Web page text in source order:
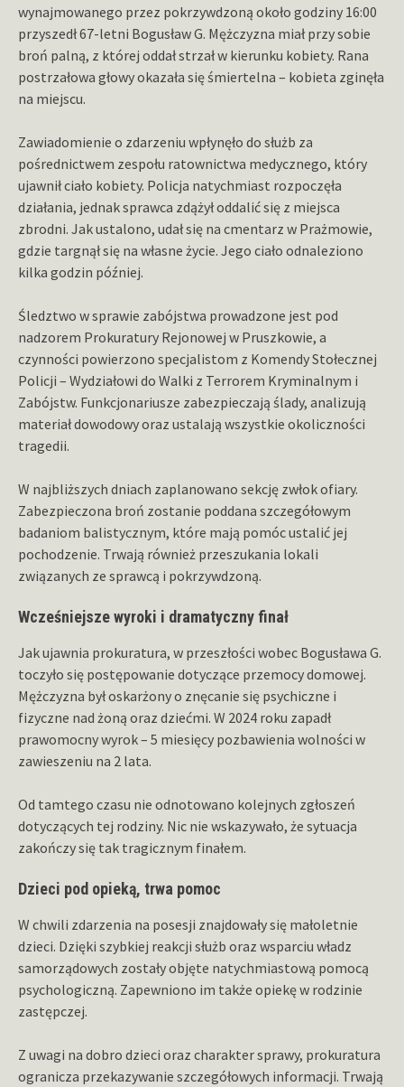
wynajmowanego przez pokrzywdzoną około godziny 16:00
przyszedł 67-letni Bogusław G. Mężczyzna miał przy sobie
broń palną, z której oddał strzał w kierunku kobiety. Rana
postrzałowa głowy okazała się śmiertelna – kobieta zginęła
na miejscu.
Zawiadomienie o zdarzeniu wpłynęło do służb za
pośrednictwem zespołu ratownictwa medycznego, który
ujawnił ciało kobiety. Policja natychmiast rozpoczęła
działania, jednak sprawca zdążył oddalić się z miejsca
zbrodni. Jak ustalono, udał się na cmentarz w Prażmowie,
gdzie targnął się na własne życie. Jego ciało odnaleziono
kilka godzin później.
Śledztwo w sprawie zabójstwa prowadzone jest pod
nadzorem Prokuratury Rejonowej w Pruszkowie, a
czynności powierzono specjalistom z Komendy Stołecznej
Policji – Wydziałowi do Walki z Terrorem Kryminalnym i
Zabójstw. Funkcjonariusze zabezpieczają ślady, analizują
materiał dowodowy oraz ustalają wszystkie okoliczności
tragedii.
W najbliższych dniach zaplanowano sekcję zwłok ofiary.
Zabezpieczona broń zostanie poddana szczegółowym
badaniom balistycznym, które mają pomóc ustalić jej
pochodzenie. Trwają również przeszukania lokali
związanych ze sprawcą i pokrzywdzoną.
Wcześniejsze wyroki i dramatyczny finał
Jak ujawnia prokuratura, w przeszłości wobec Bogusława G.
toczyło się postępowanie dotyczące przemocy domowej.
Mężczyzna był oskarżony o znęcanie się psychiczne i
fizyczne nad żoną oraz dziećmi. W 2024 roku zapadł
prawomocny wyrok – 5 miesięcy pozbawienia wolności w
zawieszeniu na 2 lata.
Od tamtego czasu nie odnotowano kolejnych zgłoszeń
dotyczących tej rodziny. Nic nie wskazywało, że sytuacja
zakończy się tak tragicznym finałem.
Dzieci pod opieką, trwa pomoc
W chwili zdarzenia na posesji znajdowały się małoletnie
dzieci. Dzięki szybkiej reakcji służb oraz wsparciu władz
samorządowych zostały objęte natychmiastową pomocą
psychologiczną. Zapewniono im także opiekę w rodzinie
zastępczej.
Z uwagi na dobro dzieci oraz charakter sprawy, prokuratura
ogranicza przekazywanie szczegółowych informacji. Trwają